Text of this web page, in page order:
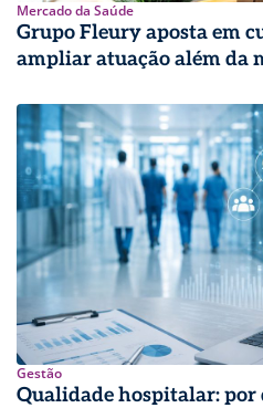
Mercado da Saúde
Grupo Fleury aposta em
ampliar atuação além da
Gestão
Qualidade hospitalar: